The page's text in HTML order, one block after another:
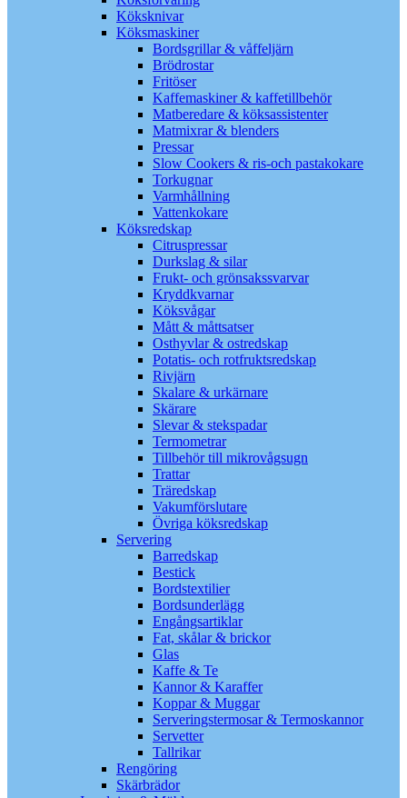
Köksknivar
Köksmaskiner
Bordsgrillar & våffeljärn
Brödrostar
Fritöser
Kaffemaskiner & kaffetillbehör
Matberedare & köksassistenter
Matmixrar & blenders
Pressar
Slow Cookers & ris-och pastakokare
Torkugnar
Varmhållning
Vattenkokare
Köksredskap
Citruspressar
Durkslag & silar
Frukt- och grönsakssvarvar
Kryddkvarnar
Köksvågar
Mått & måttsatser
Osthyvlar & ostredskap
Potatis- och rotfruktsredskap
Rivjärn
Skalare & urkärnare
Skärare
Slevar & stekspadar
Termometrar
Tillbehör till mikrovågsugn
Trattar
Träredskap
Vakumförslutare
Övriga köksredskap
Servering
Barredskap
Bestick
Bordstextilier
Bordsunderlägg
Engångsartiklar
Fat, skålar & brickor
Glas
Kaffe & Te
Kannor & Karaffer
Koppar & Muggar
Serveringstermosar & Termoskannor
Servetter
Tallrikar
Rengöring
Skärbrädor